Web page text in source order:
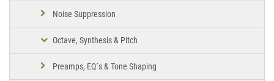
Noise Suppression
Octave, Synthesis & Pitch
Preamps, EQ´s & Tone Shaping